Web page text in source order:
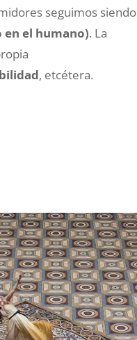
seguimos siendo
en el humano). La
, etcétera.